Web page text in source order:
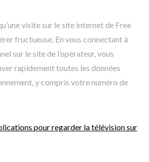
visite sur le site internet de Free
fructueuse. En vous connectant à
sur le site de l’opérateur, vous
rapidement toutes les données
y compris votre numéro de
pour regarder la télévision sur